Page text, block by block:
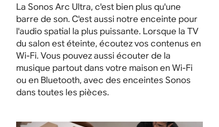
La Sonos Arc Ultra, c'est bien plus qu'une
barre de son. C'est aussi notre enceinte pour
l'audio spatial la plus puissante. Lorsque la TV
du salon est éteinte, écoutez vos contenus en
Wi-Fi. Vous pouvez aussi écouter de la
musique partout dans votre maison en Wi-Fi
ou en Bluetooth, avec des enceintes Sonos
dans toutes les pièces.